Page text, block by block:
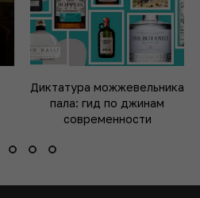
Диктатура можжевельника
пала: гид по джинам
современности